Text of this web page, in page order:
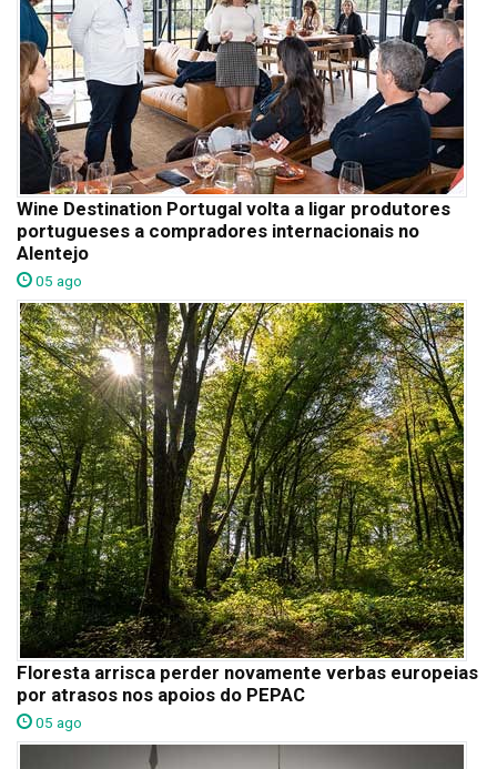
Wine Destination Portugal volta a ligar produtores
portugueses a compradores internacionais no
Alentejo
05 ago
Floresta arrisca perder novamente verbas europeias
por atrasos nos apoios do PEPAC
05 ago